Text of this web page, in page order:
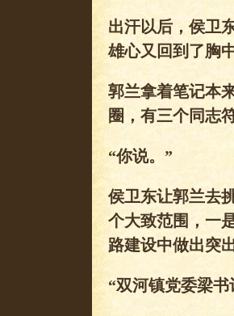
出汗以后，侯卫
雄心又回到了胸中
郭兰拿着笔记本
圈，有三个同志
“你说。”
侯卫东让郭兰去
个大致范围，一
路建设中做出突
“双河镇党委梁